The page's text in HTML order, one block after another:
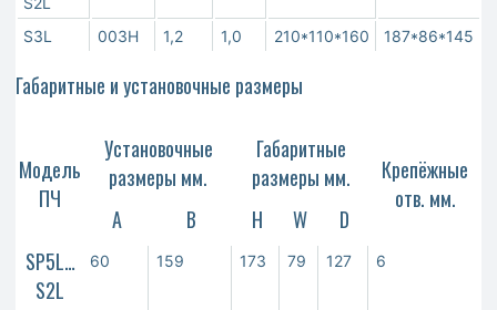
S3L 003H 1,2 1,0 210*110*160 187*86*145
Габаритные и установочные размеры
Модель
ПЧ
Установочные
размеры мм.
Габаритные
размеры мм.
Крепёжные
отв. мм.
A B Н W
D
SP5L…
S2L
60 159 173 79 127 6